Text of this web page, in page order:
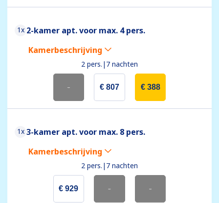
1x 2-kamer apt. voor max. 4 pers.
Kamerbeschrijving
2 pers. | 7 nachten
- € 807 € 388
1x 3-kamer apt. voor max. 8 pers.
Kamerbeschrijving
2 pers. | 7 nachten
€ 929 - -